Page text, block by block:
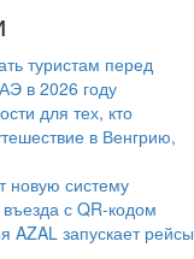
туристам перед
в 2026 году
для тех, кто
в Венгрию,
новую систему
с QR-кодом
AZAL запускает рейсы